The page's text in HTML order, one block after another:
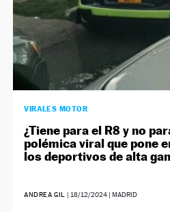
VIRALES MOTOR
¿Tiene para el R8 y no
polémica viral que pone
los deportivos de alta
ANDREA GIL | 18/12/2024| MADRID